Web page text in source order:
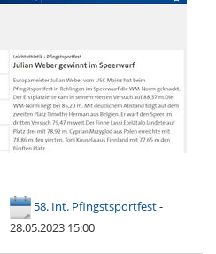
58. Int. Pfingstsportfest-
28.05.2023 15:00